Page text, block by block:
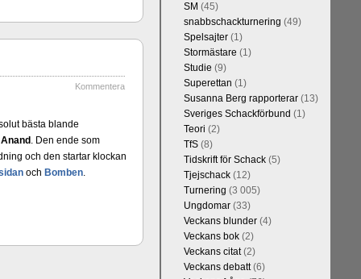
GM Tiger
Kommentera
bästa blande
. Den ende som
och den startar klockan
och Bomben.
SM (45)
snabbschackturnering (49)
Spelsajter(1)
Stormästare (1)
Studie (9)
Superettan (1)
Susanna Berg rapporterar(13)
Sveriges Schackförbund (1)
Teori (2)
TfS(8)
Tidskrift för Schack(5)
Tjejschack(12)
Turnering (3 005)
Ungdomar(33)
Veckans blunder(4)
Veckans bok(2)
Veckans citat(2)
Veckans debatt(6)